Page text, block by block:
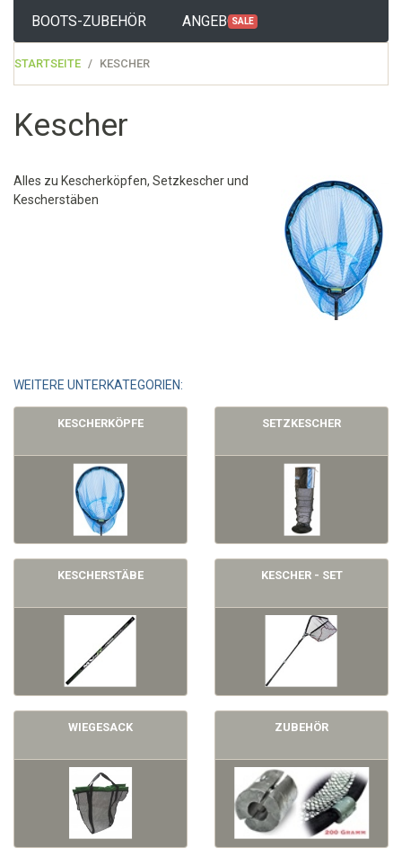
BOOTS-ZUBEHÖR ANGEBOTE
SALE
STARTSEITE KESCHER
Kescher
Alles zu Kescherköpfen, Setzkescher und
Kescherstäben
WEITERE UNTERKATEGORIEN:
KESCHERKÖPFE SETZKESCHER
KESCHERSTÄBE KESCHER - SET
WIEGESACK ZUBEHÖR